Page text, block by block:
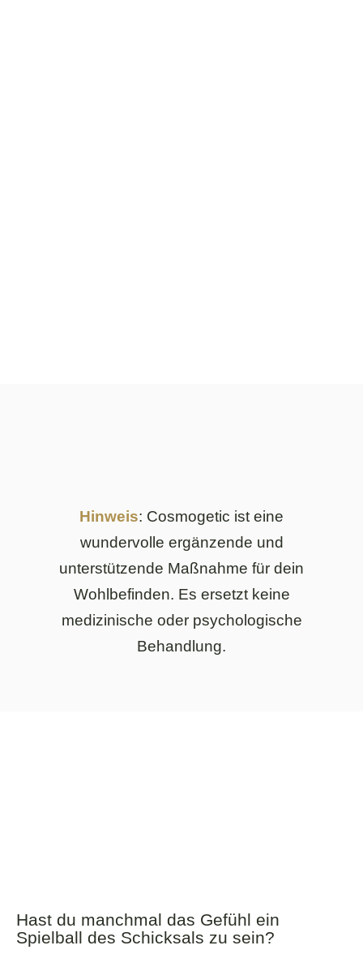
Hinweis: Cosmogetic ist eine
wundervolle ergänzende und
unterstützende Maßnahme für dein
Wohlbefinden. Es ersetzt keine
medizinische oder psychologische
Behandlung.
Hast du manchmal das Gefühl ein
Spielball des Schicksals zu sein?